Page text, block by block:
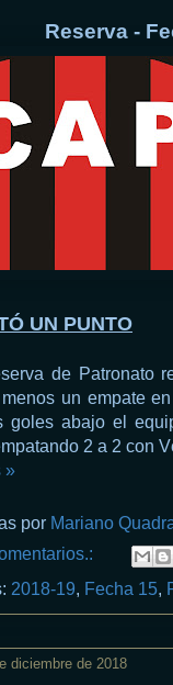
Reserva -
UN PUNTO
de Patronato
un empate
goles abajo el
2 a 2 con
»
por Mariano
2018-19, Fecha 15,
diciembre de 2018